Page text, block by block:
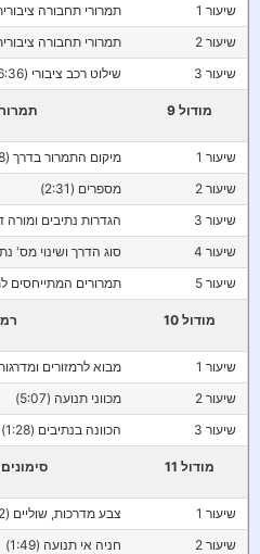
שיעור 1
תמרורי תחבורה ציבורית
שיעור 2
תמרורי תחבורה ציבורית
שיעור 3
שילוט רכב ציבורי (6:36)
מודול 9
שיעור 1
מיקום התמרור בדרך (6:48)
שיעור 2
מספרים (2:31)
שיעור 3
הגדרות נתיבים ומורה
שיעור 4
סוג הדרך ושינוי מס'
שיעור 5
תמרורים המתייחסים
מודול 10
שיעור 1
מבוא לרמזורים ומדרגות
שיעור 2
מכווני תנועה (5:07)
שיעור 3
הכוונה בנתיבים (1:28)
מודול 11
שיעור 1
צבע מדרכות, שוליים (2:52)
שיעור 2
חניה אי תנועה (1:49)